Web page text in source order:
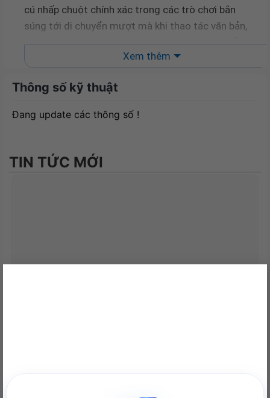
cú nhấp chuột chính xác trong các trò chơi bắn
súng tới di chuyển mượt mà khi thao tác văn bản,
chuột Corsair Katar PRO sẽ đáp ứng mọi nhu cầu
Chiều dài dây của chuột là 1.8m, giúp bạn thoải
di chuyển chuột. Với dây cáp chất lượng, nó sẽ giữ
trạng mất kết nối đáng chán giữa trận đấu.
Xem thêm
Thông số kỹ thuật
Đang update các thông số !
TIN TỨC MỚI